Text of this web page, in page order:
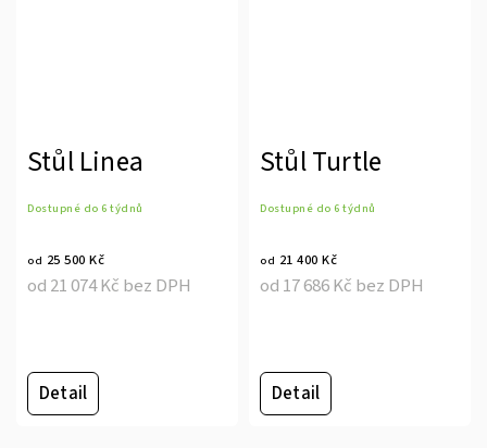
Stůl Linea
Dostupné do 6 týdnů
od 21 074 Kč bez DPH
od 25 500 Kč
Detail
Stůl Turtle
Dostupné do 6 týdnů
od 17 686 Kč bez DPH
od 21 400 Kč
Detail